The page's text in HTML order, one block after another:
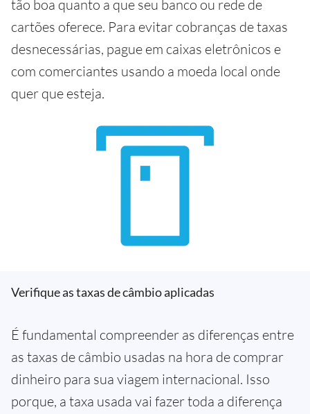
tão boa quanto a que seu banco ou rede de
cartões oferece. Para evitar cobranças de taxas
desnecessárias, pague em caixas eletrônicos e
com comerciantes usando a moeda local onde
quer que esteja.
Verifique as taxas de câmbio aplicadas
É fundamental compreender as diferenças entre
as taxas de câmbio usadas na hora de comprar
dinheiro para sua viagem internacional. Isso
porque, a taxa usada vai fazer toda a diferença